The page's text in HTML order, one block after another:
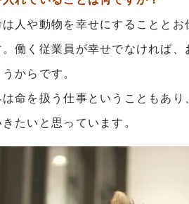
人や動物を幸せにすることと
働く従業員が幸せでなければ
からです。
命を扱う仕事ということもあ
たいと思っています。